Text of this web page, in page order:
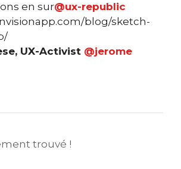
en sur@ux-republic
blog/sketch-
UX-Activist @jerome
trouvé !